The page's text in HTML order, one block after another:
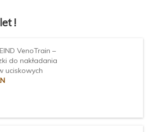
!
VenoTrain –
do nakładania
uciskowych